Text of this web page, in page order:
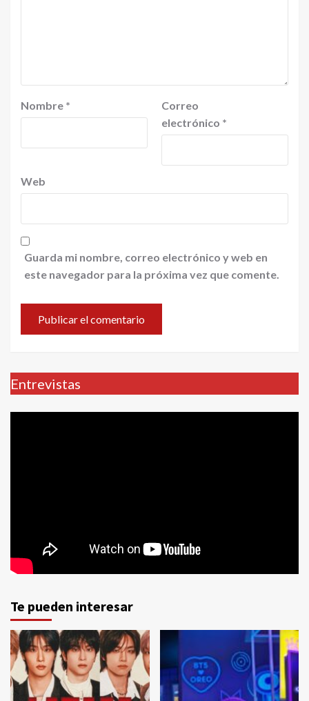
Nombre *
Correo
electrónico *
Web
Guarda mi nombre, correo electrónico y web en
este navegador para la próxima vez que comente.
Entrevistas
Te pueden interesar